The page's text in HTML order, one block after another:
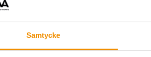
Samtycke
Extra